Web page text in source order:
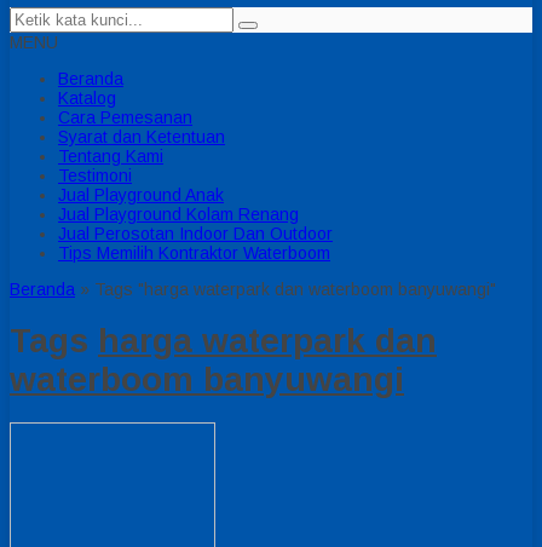
MENU
Beranda
Katalog
Cara Pemesanan
Syarat dan Ketentuan
Tentang Kami
Testimoni
Jual Playground Anak
Jual Playground Kolam Renang
Jual Perosotan Indoor Dan Outdoor
Tips Memilih Kontraktor Waterboom
Beranda » Tags "harga waterpark dan waterboom banyuwangi"
Tags harga waterpark dan
waterboom banyuwangi